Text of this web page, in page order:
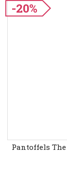
-20%
Pantoffels The